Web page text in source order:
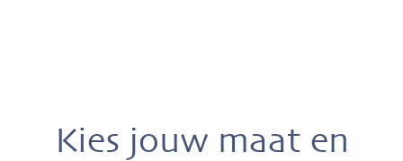
Kies jouw maat en